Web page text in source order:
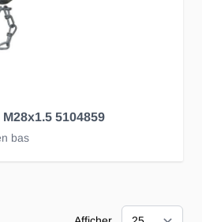
5104859
bas